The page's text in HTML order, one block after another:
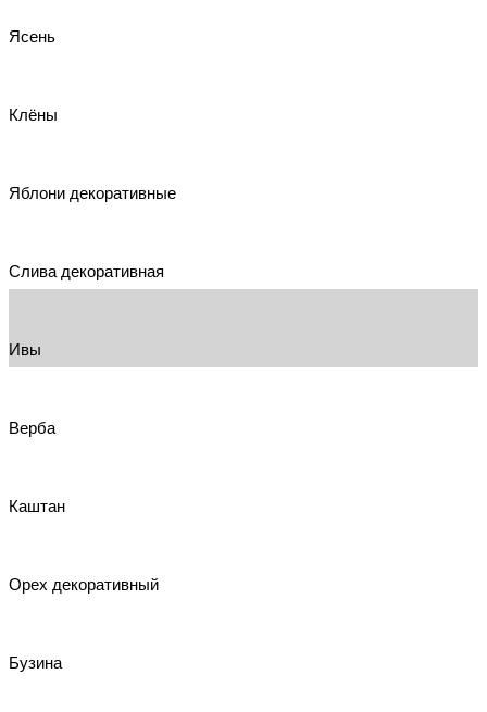
Ясень
Клёны
Яблони декоративные
Слива декоративная
Ивы
Верба
Каштан
Орех декоративный
Бузина